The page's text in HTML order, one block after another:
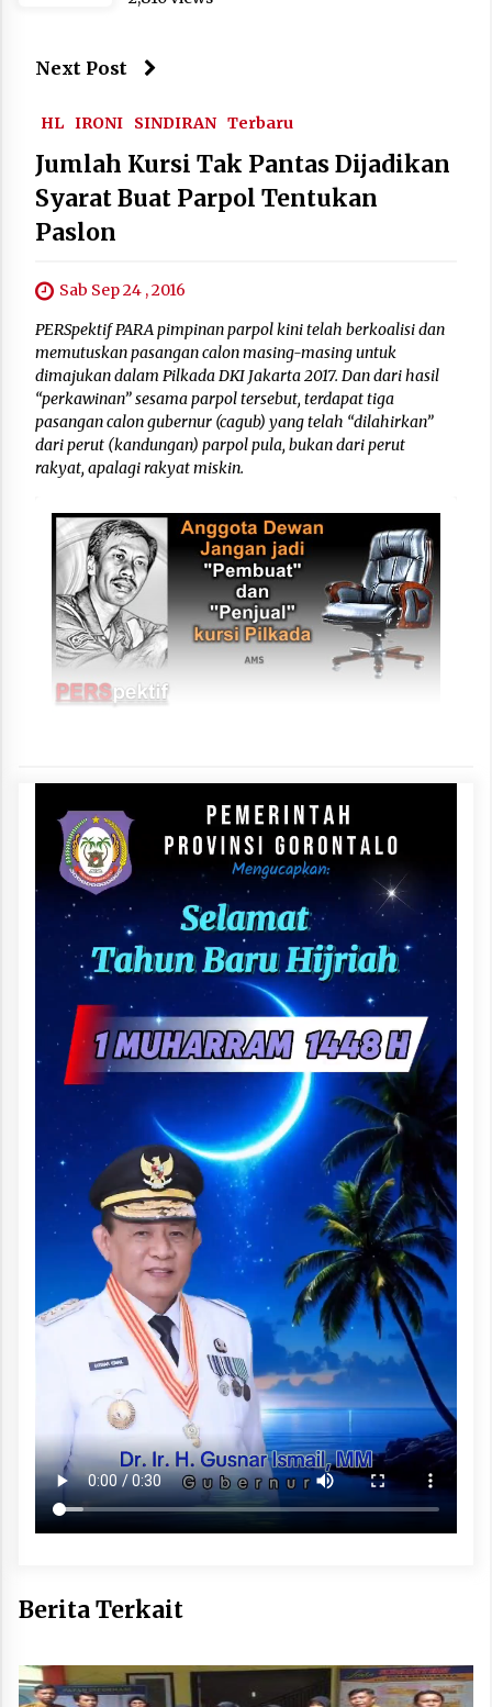
Next Post
HL IRONI SINDIRAN Terbaru
Jumlah Kursi Tak Pantas Dijadikan
Syarat Buat Parpol Tentukan
Paslon
Sab Sep 24 , 2016
PERSpektif PARA pimpinan parpol kini telah berkoalisi dan
memutuskan pasangan calon masing-masing untuk
dimajukan dalam Pilkada DKI Jakarta 2017. Dan dari hasil
“perkawinan” sesama parpol tersebut, terdapat tiga
pasangan calon gubernur (cagub) yang telah “dilahirkan”
dari perut (kandungan) parpol pula, bukan dari perut
rakyat, apalagi rakyat miskin.
Berita Terkait